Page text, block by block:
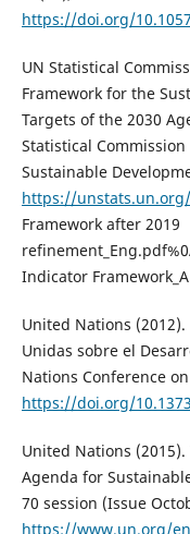
https://doi.org/
UN Statistical
Framework for the
Targets of the 2030
Statistical
Sustainable
https://
Framework after 2019
Indicator
United Nations
Unidas sobre el
Nations Conference
https://doi.org/
United Nations
Agenda for
70 session (Issue
https://www.un.org/